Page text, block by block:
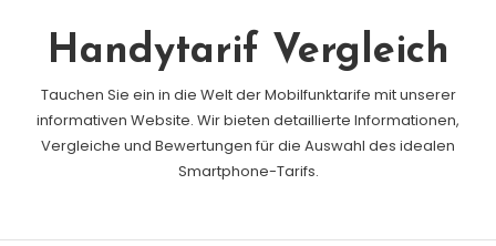
Handytarif Vergleich
Tauchen Sie ein in die Welt der Mobilfunktarife mit unserer
informativen Website. Wir bieten detaillierte Informationen,
Vergleiche und Bewertungen für die Auswahl des idealen
Smartphone-Tarifs.